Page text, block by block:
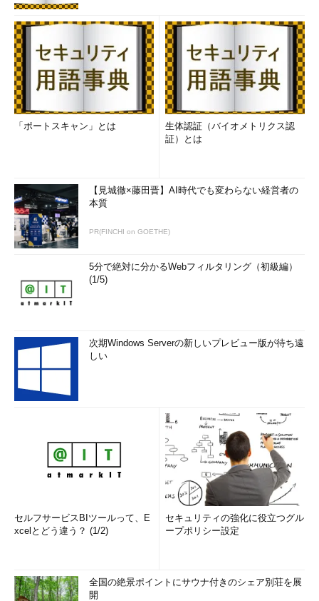
「ポートスキャン」とは
生体認証（バイオメトリクス認
証）とは
【見城徹×藤田晋】AI時代でも変わらない経営者の
本質
PR(FINCHI on GOETHE)
5分で絶対に分かるWebフィルタリング（初級編）
(1/5)
次期Windows Serverの新しいプレビュー版が待ち遠
しい
セルフサービスBIツールって、E
xcelとどう違う？ (1/2)
セキュリティの強化に役立つグル
ープポリシー設定
全国の絶景ポイントにサウナ付きのシェア別荘を展
開